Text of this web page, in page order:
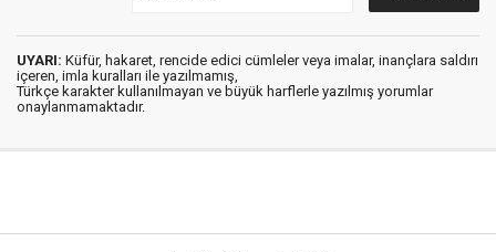
UYARI: Küfür, hakaret, rencide edici cümleler veya imalar, inançlara saldırı
içeren, imla kuralları ile yazılmamış,
Türkçe karakter kullanılmayan ve büyük harflerle yazılmış yorumlar
onaylanmamaktadır.